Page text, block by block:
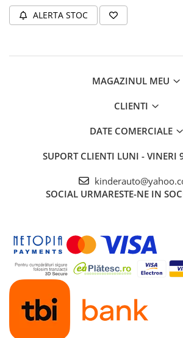
ALERTA STOC
MAGAZINUL MEU
CLIENTI
DATE COMERCIALE
SUPORT CLIENTI LUNI - VINERI
SOCIAL URMARESTE-NE IN